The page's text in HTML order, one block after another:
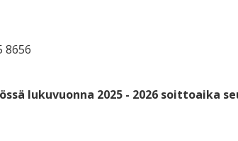
8656
lukuvuonna 2025 - 2026 soittoaika